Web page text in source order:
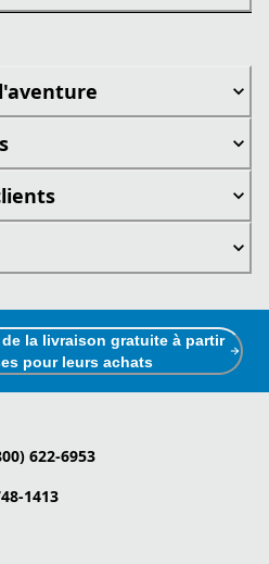
la livraison gratuite à partir
pour leurs achats
622-6953
1413